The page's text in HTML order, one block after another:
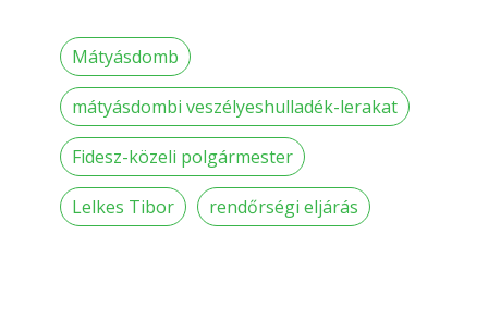
Mátyásdomb
mátyásdombi veszélyeshulladék-lerakat
Fidesz-közeli polgármester
Lelkes Tibor rendőrségi eljárás